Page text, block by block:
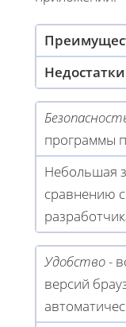
Недостатки
программы
Небольшая
сравнению с
Удобство-
версий